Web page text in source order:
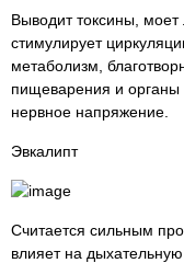
Выводит токсины, моет
стимулирует
метаболизм,
пищеварения и
нервное напряжение.
Эвкалипт
Считается сильным
влияет на